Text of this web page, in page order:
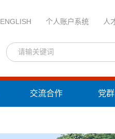
ENGLISH 个人账户系统 人
交流合作 党